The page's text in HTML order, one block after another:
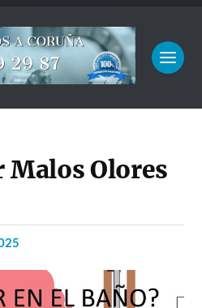
Malos Olores